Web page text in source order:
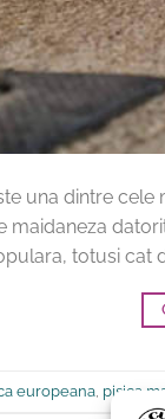
una dintre
totusi cat
europeana pisica